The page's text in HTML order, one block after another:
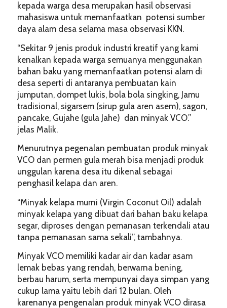
kepada warga desa merupakan hasil observasi
mahasiswa untuk memanfaatkan potensi sumber
daya alam desa selama masa observasi KKN.
“Sekitar 9 jenis produk industri kreatif yang kami
kenalkan kepada warga semuanya menggunakan
bahan baku yang memanfaatkan potensi alam di
desa seperti di antaranya pembuatan kain
jumputan, dompet lukis, bola bola singking, Jamu
tradisional, sigarsem (sirup gula aren asem), sagon,
pancake, Gujahe (gula Jahe) dan minyak VCO.”
jelas Malik.
Menurutnya pegenalan pembuatan produk minyak
VCO dan permen gula merah bisa menjadi produk
unggulan karena desa itu dikenal sebagai
penghasil kelapa dan aren.
“Minyak kelapa murni (Virgin Coconut Oil) adalah
minyak kelapa yang dibuat dari bahan baku kelapa
segar, diproses dengan pemanasan terkendali atau
tanpa pemanasan sama sekali”, tambahnya.
Minyak VCO memiliki kadar air dan kadar asam
lemak bebas yang rendah, berwarna bening,
berbau harum, serta mempunyai daya simpan yang
cukup lama yaitu lebih dari 12 bulan. Oleh
karenanya pengenalan produk minyak VCO dirasa